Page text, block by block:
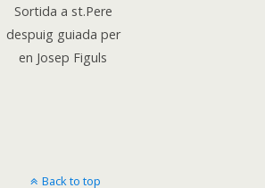
Sortida a st.Pere
despuig guiada per
en Josep Figuls
Back to top